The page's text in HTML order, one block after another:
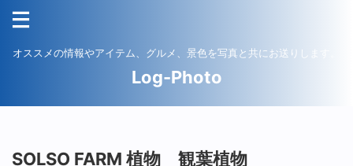
オススメの情報やアイテム、グルメ、景色を写真と共にお送りします。
Log-Photo
SOLSO FARM 植物 観葉植物